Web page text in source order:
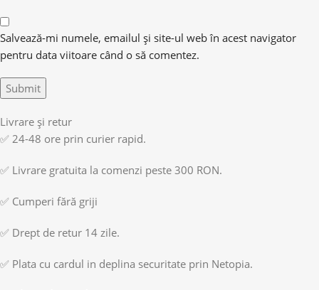
Salvează-mi numele, emailul și site-ul web în acest navigator
pentru data viitoare când o să comentez.
Livrare și retur
✅ 24-48 ore prin curier rapid.
✅ Livrare gratuita la comenzi peste 300 RON.
✅ Cumperi fără griji
✅ Drept de retur 14 zile.
✅ Plata cu cardul in deplina securitate prin Netopia.